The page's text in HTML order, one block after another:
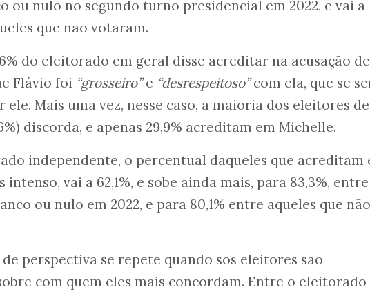
ou nulo no segundo turno presidencial em 2022, e vai a
que não votaram.
do eleitorado em geral disse acreditar na acusação de
Flávio foi “grosseiro”e “desrespeitoso”com ela, que se
ele. Mais uma vez, nesse caso, a maioria dos eleitores de
discorda, e apenas 29,9% acreditam em Michelle.
independente, o percentual daqueles que acreditam
intenso, vai a 62,1%, e sobe ainda mais, para 83,3%, entre
ou nulo em 2022, e para 80,1% entre aqueles que não
perspectiva se repete quando sos eleitores são
com quem eles mais concordam. Entre o eleitorado